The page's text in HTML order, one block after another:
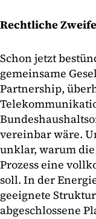
Rechtliche
Schon jetzt
gemeinsame
Partnership,
vereinbar wäre.
unklar, warum
Prozess eine
soll. In der
geeignete
abgeschlossene